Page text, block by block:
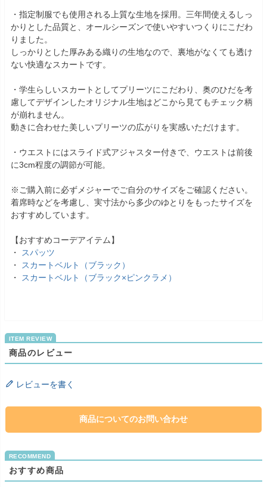
・指定制服でも使用される上質な生地を採用。三年間使えるしっ
かりとした品質と、オールシーズンで使いやすいつくりにこだわ
りました。
しっかりとした厚みある織りの生地なので、裏地がなくても透け
ない快適なスカートです。
・学生らしいスカートとしてプリーツにこだわり、奥のひだを考
慮してデザインしたオリジナル生地はどこから見てもチェック柄
が崩れません。
動きに合わせた美しいプリーツの広がりを実感いただけます。
・ウエストにはスライド式アジャスター付きで、ウエストは前後
に3cm程度の調節が可能。
※ご購入前に必ずメジャーでご自分のサイズをご確認ください。
着席時などを考慮し、実寸法から多少のゆとりをもったサイズを
おすすめしています。
【おすすめコーデアイテム】
・
スパッツ
・
スカートベルト（ブラック）
・
スカートベルト（ブラック×ピンクラメ）
商品のレビュー
レビューを書く
商品についてのお問い合わせ
おすすめ商品